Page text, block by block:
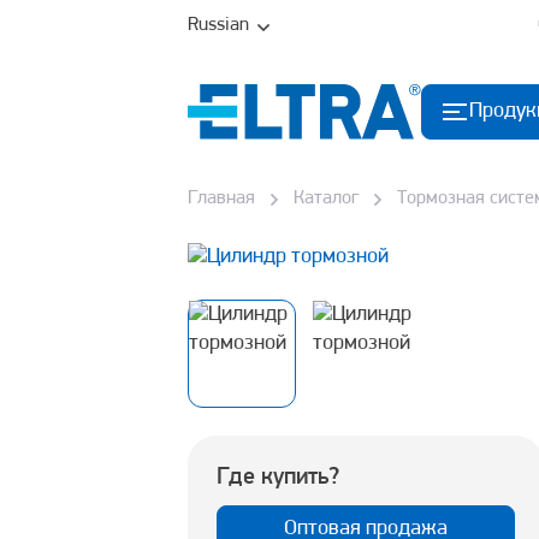
Russian
Главная Каталог Тормозная
Где купить?
Оптовая продажа